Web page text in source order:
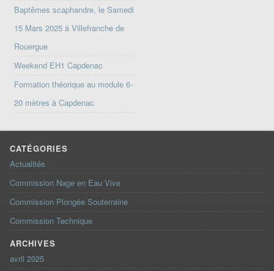
Baptêmes scaphandre, le Samedi
15 Mars 2025 à Villefranche de
Rouergue
Weekend EH1 Capdenac
Formation théorique au module 6-
20 mètres à Capdenac
CATÉGORIES
Actualités
Commission Nage en Eau Vive
Commission Plongée Souterraine
Commission Technique
ARCHIVES
avril 2025